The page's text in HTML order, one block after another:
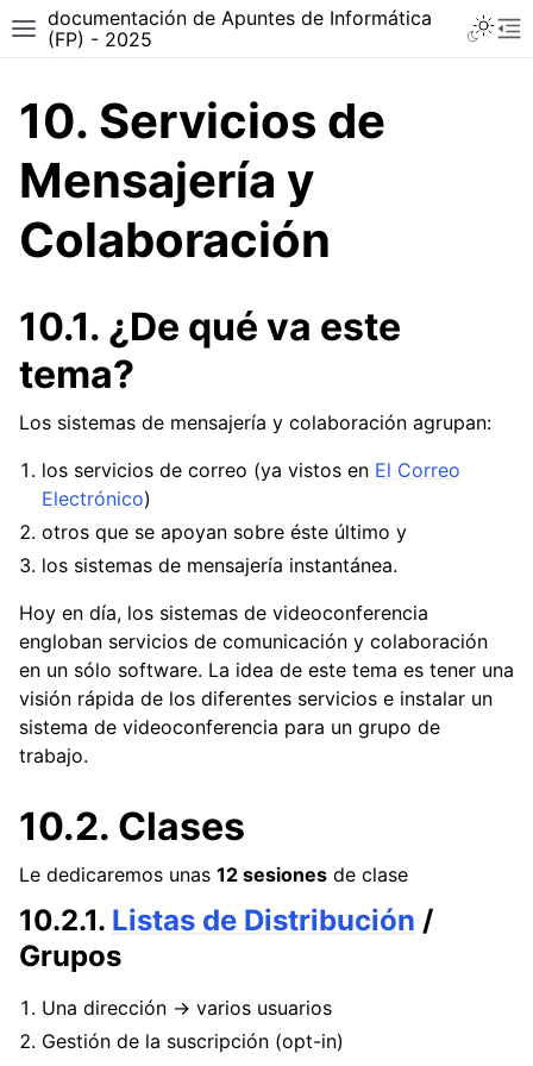
Toggle site navigation sidebar
documentación de Apuntes de Informática
(FP) - 2025
navigation of ASIR - Técnico superior en Administración de
navigation of DAW - Técnico Superior en Desarrollo de
10. Servicios de
Mensajería y
Colaboración
10.1. ¿De qué va este
tema?
Los sistemas de mensajería y colaboración agrupan:
los servicios de correo (ya vistos en El Correo
Electrónico)
otros que se apoyan sobre éste último y
los sistemas de mensajería instantánea.
Hoy en día, los sistemas de videoconferencia
engloban servicios de comunicación y colaboración
en un sólo software. La idea de este tema es tener una
visión rápida de los diferentes servicios e instalar un
sistema de videoconferencia para un grupo de
trabajo.
10.2. Clases
Le dedicaremos unas 12 sesiones de clase
10.2.1. Listas de Distribución /
Grupos
Una dirección -> varios usuarios
Gestión de la suscripción (opt-in)